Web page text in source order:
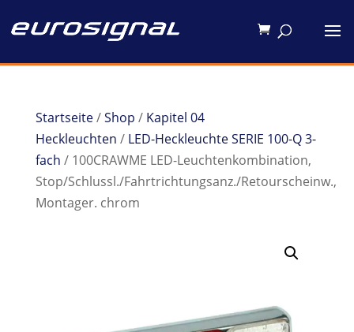
Startseite/Shop / Kapitel 04
Heckleuchten / LED-Heckleuchte SERIE 100-Q 3-
fach / 100CRAWME LED-Leuchtenkombination,
Stop/Schlussl./Fahrtrichtungsanz./Retourscheinw.,
Montager. chrom